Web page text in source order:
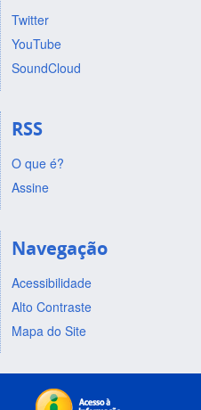
Twitter
YouTube
SoundCloud
RSS
O que é?
Assine
Navegação
Acessibilidade
Alto Contraste
Mapa do Site